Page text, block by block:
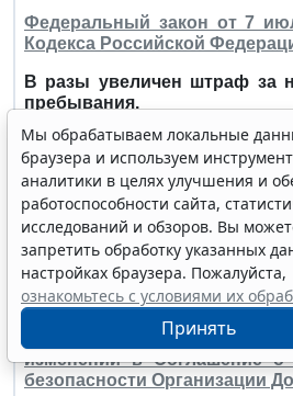
Федеральный закон от 7
Кодекса Российской
В разы увеличен штраф за
пребывания.
Поправками к КоАП штраф за
первичный воинский учет,
регистрацией, увеличен с 1-5
в установленный срок в случае
Закон вступает в силу со дня
Федеральный закон от 7
изменений в Соглашение о
безопасности Организации
Мы обрабатываем локальные
браузера и используем
аналитики в целях улучшения и
работоспособности сайта,
исследований и обзоров. Вы
запретить обработку указанных
настройках браузера. Пожалуйста,
ознакомьтесь с условиями их
Принять